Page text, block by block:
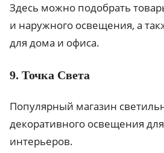
Здесь можно подобрать
и наружного освещения, а
для дома и офиса.
9. Точка Света
Популярный магазин
декоративного освещения
интерьеров.